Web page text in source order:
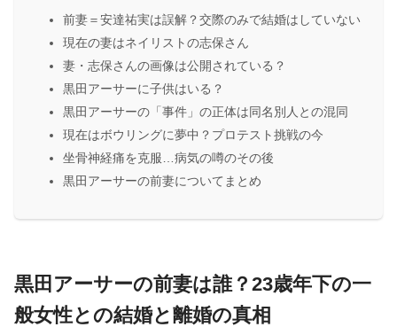
前妻＝安達祐実は誤解？交際のみで結婚はしていない
現在の妻はネイリストの志保さん
妻・志保さんの画像は公開されている？
黒田アーサーに子供はいる？
黒田アーサーの「事件」の正体は同名別人との混同
現在はボウリングに夢中？プロテスト挑戦の今
坐骨神経痛を克服…病気の噂のその後
黒田アーサーの前妻についてまとめ
黒田アーサーの前妻は誰？23歳年下の一
般女性との結婚と離婚の真相